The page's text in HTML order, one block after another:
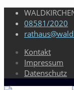
08581/2020
Kontakt
Impressum
Datenschutz